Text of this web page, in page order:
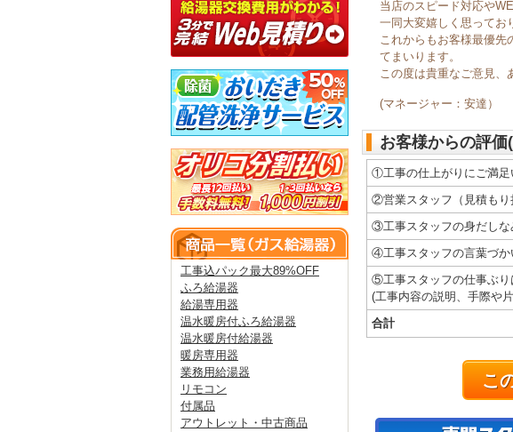
工事込パック最大89%OFF
ふろ給湯器
給湯専用器
温水暖房付ふろ給湯器
温水暖房付給湯器
暖房専用器
業務用給湯器
リモコン
付属品
アウトレット・中古商品
当店のスピード対応や
一同大変嬉しく思ってお
これからもお客様最優先
てまいります。
この度は貴重なご意見、
(マネージャー：安達）
お客様からの評価
①工事の仕上がりにご満足
②営業スタッフ（見積もり
③工事スタッフの身だしな
④工事スタッフの言葉づか
⑤工事スタッフの仕事ぶり
(工事内容の説明、手際や
合計
こ